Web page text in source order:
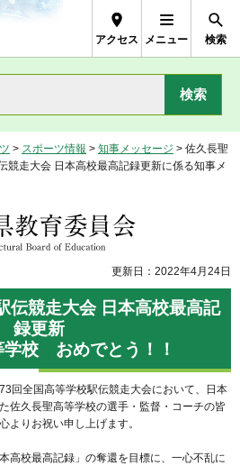
Prefecture
アクセス メニュー 検索
> スポーツ情報 > 知事メッセージ > 佐久長聖
走大会 日本高校最高記録更新に係る知事メ
員会
更新日：2022年4月24日
伝競走大会 日本高校最高記
録更新
学校 おめでとう！！
回全国高等学校駅伝競走大会において、日本
佐久長聖高等学校の選手・監督・コーチの皆
よりお祝い申し上げます。
高校最高記録」の奪還を目標に、一心不乱に